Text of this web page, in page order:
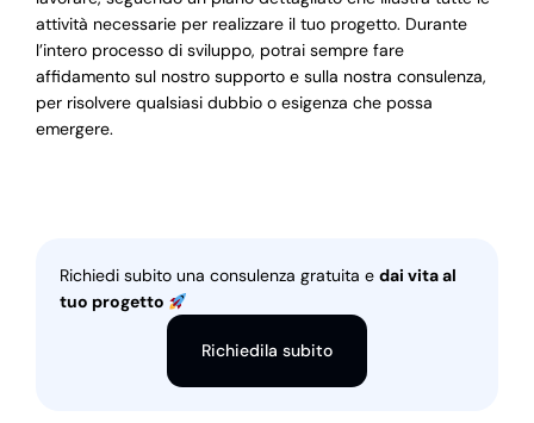
attività necessarie per realizzare il tuo progetto. Durante
l’intero processo di sviluppo, potrai sempre fare
affidamento sul nostro supporto e sulla nostra consulenza,
per risolvere qualsiasi dubbio o esigenza che possa
emergere.
Richiedi subito una consulenza gratuita e dai vita al
tuo progetto
Richiedila subito